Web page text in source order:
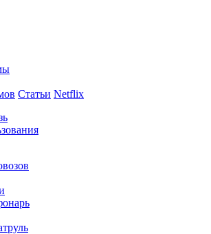
Статьи Netflix